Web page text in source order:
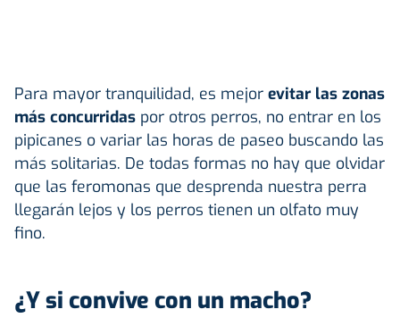
Para mayor tranquilidad, es mejor evitar las zonas
más concurridas por otros perros, no entrar en los
pipicanes o variar las horas de paseo buscando las
más solitarias. De todas formas no hay que olvidar
que las feromonas que desprenda nuestra perra
llegarán lejos y los perros tienen un olfato muy
fino.
¿Y si convive con un macho?